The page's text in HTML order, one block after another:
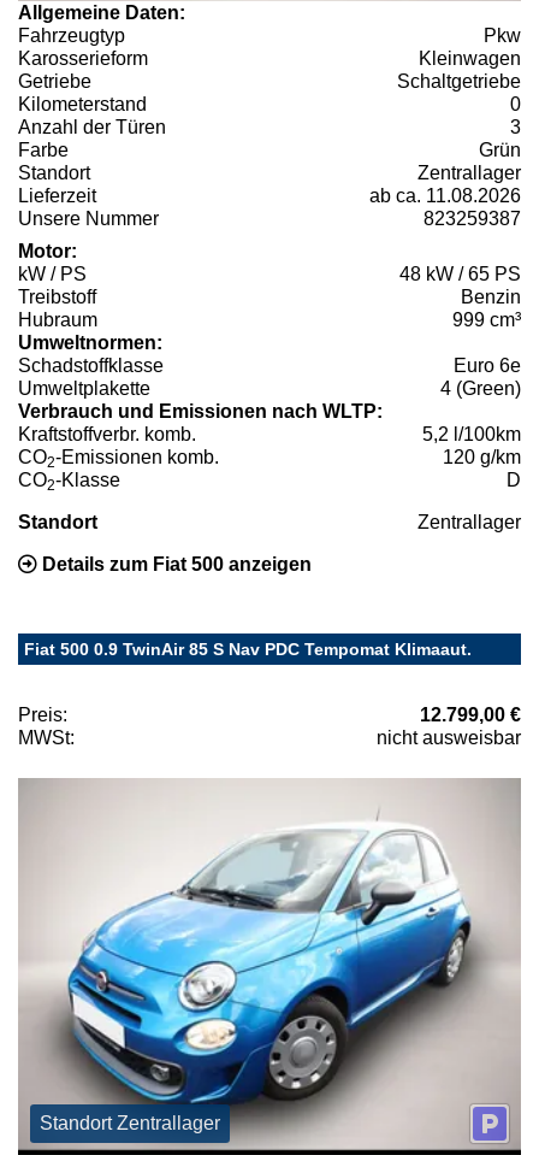
Allgemeine Daten:
Fahrzeugtyp
Pkw
Karosserieform
Kleinwagen
Getriebe
Schaltgetriebe
Kilometerstand
0
Anzahl der Türen
3
Farbe
Grün
Standort
Zentrallager
Lieferzeit
ab ca. 11.08.2026
Unsere Nummer
823259387
Motor:
kW / PS
48 kW / 65 PS
Treibstoff
Benzin
Hubraum
999 cm³
Umweltnormen:
Schadstoffklasse
Euro 6e
Umweltplakette
4 (Green)
Verbrauch und Emissionen nach WLTP:
Kraftstoffverbr. komb.
5,2 l/100km
CO2-Emissionen komb.
120 g/km
CO2-Klasse D
Standort Zentrallager
Details zum Fiat 500 anzeigen
Fiat 500 0.9 TwinAir 85 S Nav PDC Tempomat Klimaaut.
Preis:
12.799,00 €
MWSt:
nicht ausweisbar
Standort Zentrallager